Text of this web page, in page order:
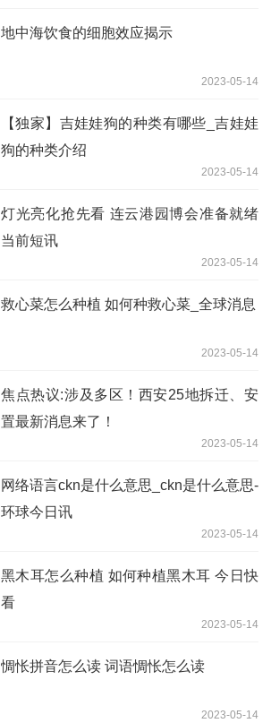
地中海饮食的细胞效应揭示
2023-05-14
【独家】吉娃娃狗的种类有哪些_吉娃娃
狗的种类介绍
2023-05-14
灯光亮化抢先看 连云港园博会准备就绪
当前短讯
2023-05-14
救心菜怎么种植 如何种救心菜_全球消息
2023-05-14
焦点热议:涉及多区！西安25地拆迁、安
置最新消息来了！
2023-05-14
网络语言ckn是什么意思_ckn是什么意思-
环球今日讯
2023-05-14
黑木耳怎么种植 如何种植黑木耳 今日快
看
2023-05-14
惆怅拼音怎么读 词语惆怅怎么读
2023-05-14